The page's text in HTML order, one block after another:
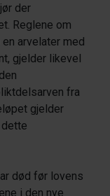
der
Reglene om
arvelater med
gjelder likevel
fra
gjelder
død før lovens
i den nye